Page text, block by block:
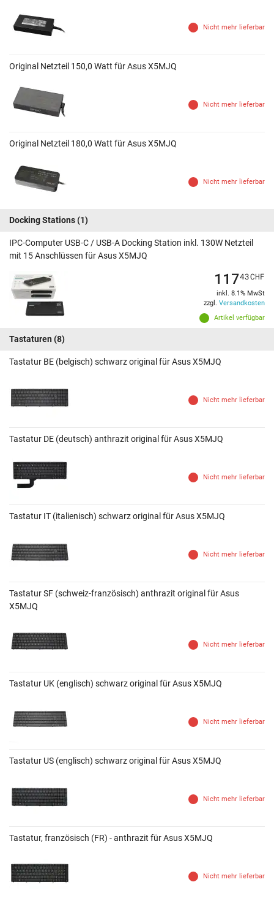
Nicht mehr lieferbar
Original Netzteil 150,0 Watt für Asus X5MJQ
Nicht mehr lieferbar
Original Netzteil 180,0 Watt für Asus X5MJQ
Nicht mehr lieferbar
Docking Stations(1)
IPC-Computer USB-C / USB-A Docking Station inkl. 130W Netzteil
mit 15 Anschlüssen für Asus X5MJQ
Artikel verfügbar
11743CHF
inkl. 8.1% MwSt
zzgl. Versandkosten
Tastaturen (8)
Tastatur BE (belgisch) schwarz original für Asus X5MJQ
Nicht mehr lieferbar
Tastatur DE (deutsch) anthrazit original für Asus X5MJQ
Nicht mehr lieferbar
Tastatur IT (italienisch) schwarz original für Asus X5MJQ
Nicht mehr lieferbar
Tastatur SF (schweiz-französisch) anthrazit original für Asus
X5MJQ
Nicht mehr lieferbar
Tastatur UK (englisch) schwarz original für Asus X5MJQ
Nicht mehr lieferbar
Tastatur US (englisch) schwarz original für Asus X5MJQ
Nicht mehr lieferbar
Tastatur, französisch (FR) - anthrazit für Asus X5MJQ
Nicht mehr lieferbar